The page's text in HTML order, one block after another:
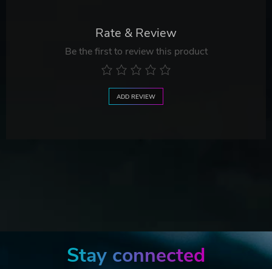
Rate & Review
Be the first to review this product
ADD REVIEW
Stay connected